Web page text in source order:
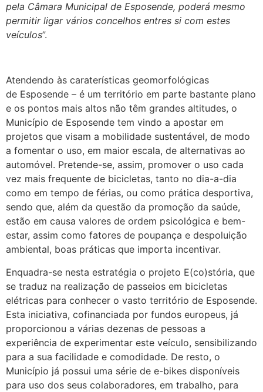
pela Câmara Municipal de Esposende, poderá mesmo
permitir ligar vários concelhos entres si com estes
veículos”.
Atendendo às caraterísticas geomorfológicas
de Esposende – é um território em parte bastante plano
e os pontos mais altos não têm grandes altitudes, o
Município de Esposende tem vindo a apostar em
projetos que visam a mobilidade sustentável, de modo
a fomentar o uso, em maior escala, de alternativas ao
automóvel. Pretende-se, assim, promover o uso cada
vez mais frequente de bicicletas, tanto no dia-a-dia
como em tempo de férias, ou como prática desportiva,
sendo que, além da questão da promoção da saúde,
estão em causa valores de ordem psicológica e bem-
estar, assim como fatores de poupança e despoluição
ambiental, boas práticas que importa incentivar.
Enquadra-se nesta estratégia o projeto E(co)stória, que
se traduz na realização de passeios em bicicletas
elétricas para conhecer o vasto território de Esposende.
Esta iniciativa, cofinanciada por fundos europeus, já
proporcionou a várias dezenas de pessoas a
experiência de experimentar este veículo, sensibilizando
para a sua facilidade e comodidade. De resto, o
Município já possui uma série de e-bikes disponíveis
para uso dos seus colaboradores, em trabalho, para